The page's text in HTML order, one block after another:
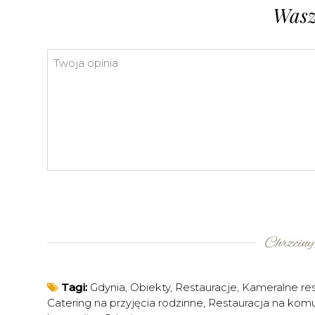
Tagi: Gdynia, Obiekty, Restauracje, Kameralne
Catering na przyjęcia rodzinne, Restauracja na